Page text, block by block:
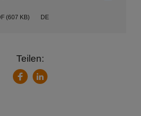
(607 KB) DE
Teilen:
FacebookLinkedIn